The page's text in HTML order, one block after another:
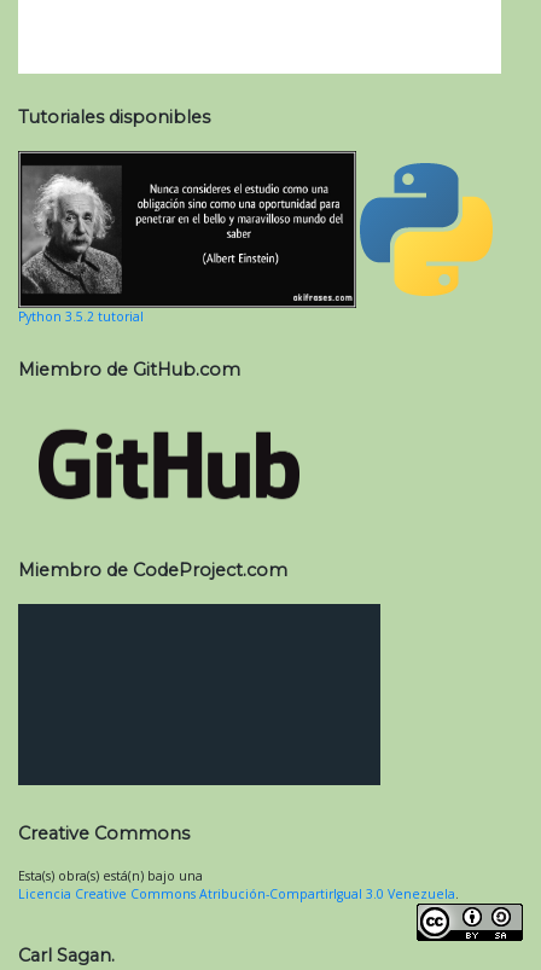
Tutoriales disponibles
Python 3.5.2 tutorial
Miembro de GitHub.com
Miembro de CodeProject.com
Creative Commons
Esta(s) obra(s) está(n) bajo una
Licencia Creative Commons Atribución-CompartirIgual 3.0 Venezuela.
Carl Sagan.